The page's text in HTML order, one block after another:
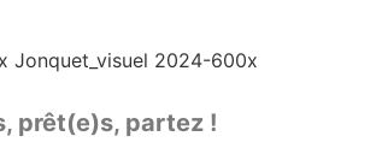
prêt(e)s, partez !